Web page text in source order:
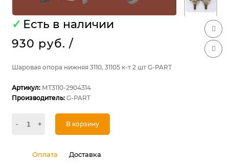
✓ Есть в наличии
930 руб. /
Шаровая опора нижняя 3110, 31105 к-т 2 шт G-PART
Артикул: МТ3110-2904314
Производитель: G-PART
- + В корзину
Оплата Доставка